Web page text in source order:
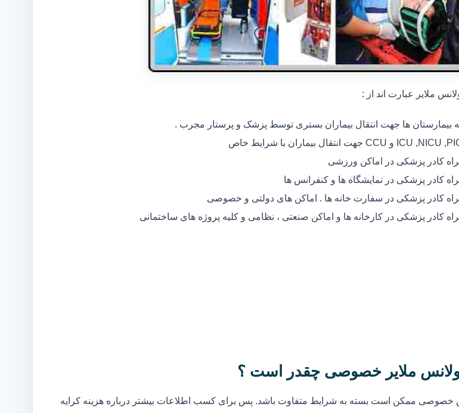
ملایر عبارت اند از :
به بیمارستان ها جهت انتقال بیماران بستری توسط پزشک و پرستار مجرب .
کادر پزشکی در اماکن ورزشی
کادر پزشکی در نمایشگاه ها و کنفرانس ها
کادر پزشکی در سفارت خانه ها . اماکن های دولتی و خصوصی
کادر پزشکی در کارخانه ها و اماکن صنعتی ، نظامی و کلیه پروژه های ساختمانی
ملایر خصوصی چقدر است ؟
خصوصی ممکن است بسته به شرایط متفاوت باشد. پس برای کسب اطلاعات بیشتر درباره هزینه کرایه